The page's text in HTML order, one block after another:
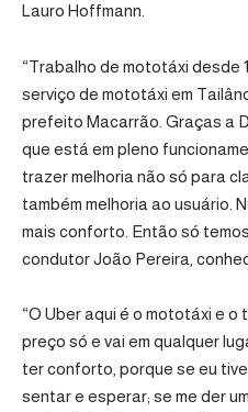
Lauro Hoffmann.
“Trabalho de mototáxi desde
serviço de mototáxi em
prefeito Macarrão. Graças a
que está em pleno
trazer melhoria não só para
também melhoria ao usuário.
mais conforto. Então só
condutor João Pereira,
“O Uber aqui é o mototáxi e o
preço só e vai em qualquer
ter conforto, porque se eu
sentar e esperar; se me der